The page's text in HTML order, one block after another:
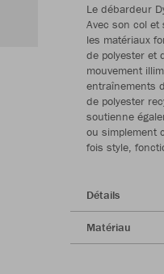
Le débardeur
Avec son col
les matériaux
de polyester et
mouvement
entraînements
de polyester
soutienne
ou simplement
fois style,
Détails
Matériau